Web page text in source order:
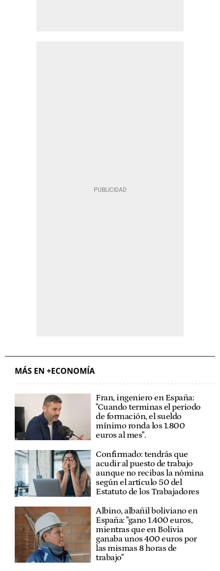
MÁS EN +ECONOMÍA
Fran, ingeniero en España:
"Cuando terminas el periodo
de formación, el sueldo
mínimo ronda los 1.800
euros al mes".
Confirmado: tendrás que
acudir al puesto de trabajo
aunque no recibas la nómina
según el artículo 50 del
Estatuto de los Trabajadores
Albino, albañil boliviano en
España: "gano 1.400 euros,
mientras que en Bolivia
ganaba unos 400 euros por
las mismas 8 horas de
trabajo"